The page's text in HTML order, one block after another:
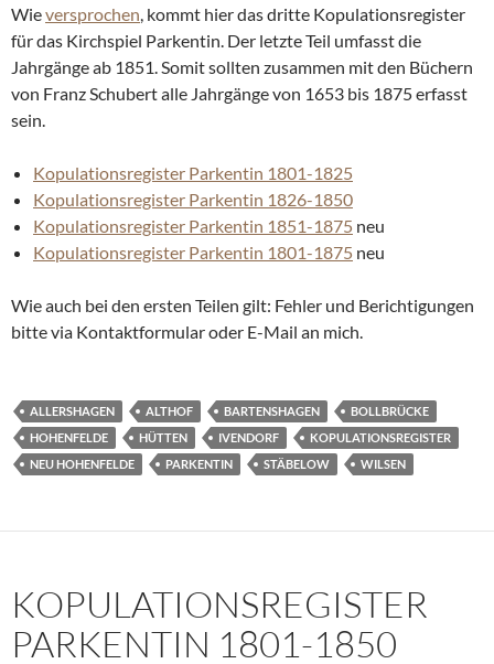
Wieversprochen, kommt hier das dritte Kopulationsregister
für das Kirchspiel Parkentin. Der letzte Teil umfasst die
Jahrgänge ab 1851. Somit sollten zusammen mit den Büchern
von Franz Schubert alle Jahrgänge von 1653 bis 1875 erfasst
sein.
Kopulationsregister Parkentin 1801-1825
Kopulationsregister Parkentin 1826-1850
Kopulationsregister Parkentin 1851-1875 neu
Kopulationsregister Parkentin 1801-1875 neu
Wie auch bei den ersten Teilen gilt: Fehler und Berichtigungen
bitte via Kontaktformular oder E-Mail an mich.
ALLERSHAGEN ALTHOF BARTENSHAGEN
BOLLBRÜCKE
HOHENFELDE
HÜTTEN IVENDORF
KOPULATIONSREGISTER
NEU HOHENFELDE
PARKENTIN STÄBELOW WILSEN
KOPULATIONSREGISTER
PARKENTIN 1801-1850